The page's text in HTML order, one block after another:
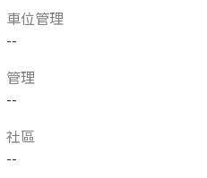
車位管理
--
管理
--
社區
--